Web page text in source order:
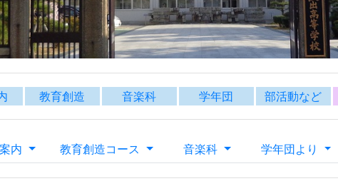
バドミントン部
バドミントン部紹介
バドミントン部は、本校第1体育館にて活動
令和7年度4月に新入生が入部し、日々練習に励んでいます。